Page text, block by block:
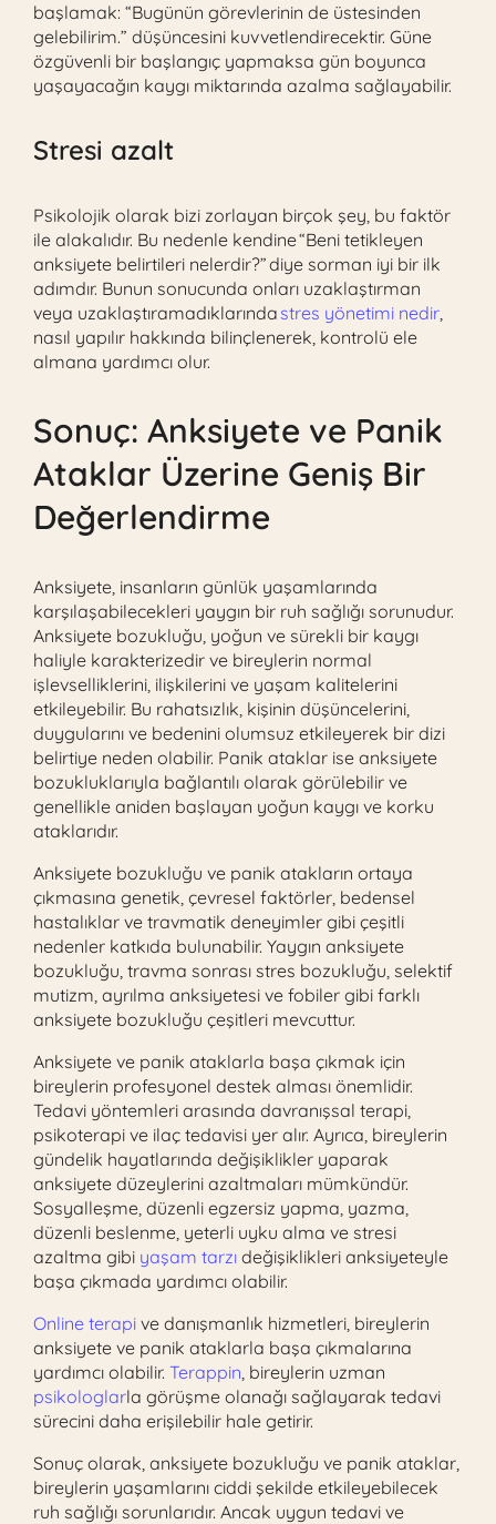
başlamak: “Bugünün görevlerinin de üstesinden
gelebilirim.” düşüncesini kuvvetlendirecektir. Güne
özgüvenli bir başlangıç yapmaksa gün boyunca
yaşayacağın kaygı miktarında azalma sağlayabilir.
Stresi azalt
Psikolojik olarak bizi zorlayan birçok şey, bu faktör
ile alakalıdır. Bu nedenle kendine “Beni tetikleyen
anksiyete belirtileri nelerdir?” diye sorman iyi bir ilk
adımdır. Bunun sonucunda onları uzaklaştırman
veya uzaklaştıramadıklarındastres yönetimi nedir,
nasıl yapılır hakkında bilinçlenerek, kontrolü ele
almana yardımcı olur.
Sonuç: Anksiyete ve Panik
Ataklar Üzerine Geniş Bir
Değerlendirme
Anksiyete, insanların günlük yaşamlarında
karşılaşabilecekleri yaygın bir ruh sağlığı sorunudur.
Anksiyete bozukluğu, yoğun ve sürekli bir kaygı
haliyle karakterizedir ve bireylerin normal
işlevselliklerini, ilişkilerini ve yaşam kalitelerini
etkileyebilir. Bu rahatsızlık, kişinin düşüncelerini,
duygularını ve bedenini olumsuz etkileyerek bir dizi
belirtiye neden olabilir. Panik ataklar ise anksiyete
bozukluklarıyla bağlantılı olarak görülebilir ve
genellikle aniden başlayan yoğun kaygı ve korku
ataklarıdır.
Anksiyete bozukluğu ve panik atakların ortaya
çıkmasına genetik, çevresel faktörler, bedensel
hastalıklar ve travmatik deneyimler gibi çeşitli
nedenler katkıda bulunabilir. Yaygın anksiyete
bozukluğu, travma sonrası stres bozukluğu, selektif
mutizm, ayrılma anksiyetesi ve fobiler gibi farklı
anksiyete bozukluğu çeşitleri mevcuttur.
Anksiyete ve panik ataklarla başa çıkmak için
bireylerin profesyonel destek alması önemlidir.
Tedavi yöntemleri arasında davranışsal terapi,
psikoterapi ve ilaç tedavisi yer alır. Ayrıca, bireylerin
gündelik hayatlarında değişiklikler yaparak
anksiyete düzeylerini azaltmaları mümkündür.
Sosyalleşme, düzenli egzersiz yapma, yazma,
düzenli beslenme, yeterli uyku alma ve stresi
azaltma gibi yaşam tarzı değişiklikleri anksiyeteyle
başa çıkmada yardımcı olabilir.
Online terapi ve danışmanlık hizmetleri, bireylerin
anksiyete ve panik ataklarla başa çıkmalarına
yardımcı olabilir. Terappin, bireylerin uzman
psikologlarla görüşme olanağı sağlayarak tedavi
sürecini daha erişilebilir hale getirir.
Sonuç olarak, anksiyete bozukluğu ve panik ataklar,
bireylerin yaşamlarını ciddi şekilde etkileyebilecek
ruh sağlığı sorunlarıdır. Ancak uygun tedavi ve